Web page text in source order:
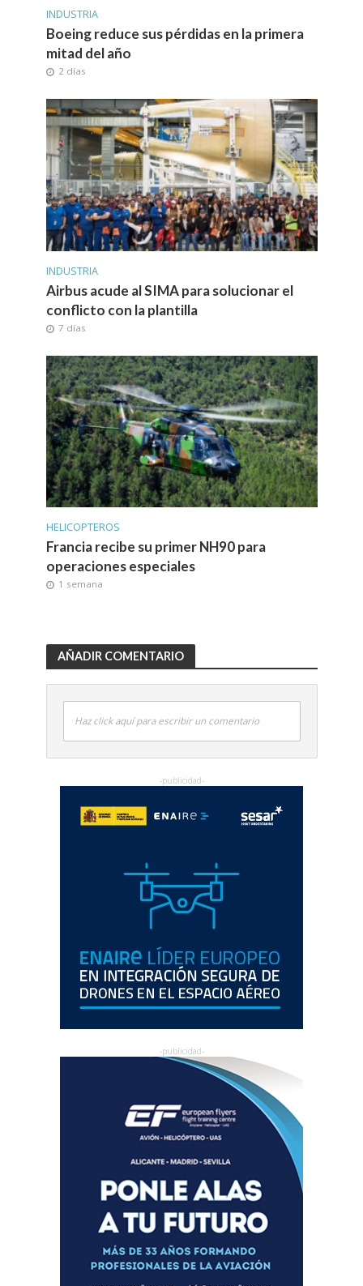
INDUSTRIA
Boeing reduce sus pérdidas en la primera
mitad del año
2 días
INDUSTRIA
Airbus acude al SIMA para solucionar el
conflicto con la plantilla
7 días
HELICOPTEROS
Francia recibe su primer NH90 para
operaciones especiales
1 semana
AÑADIR COMENTARIO
Haz click aquí para escribir un comentario